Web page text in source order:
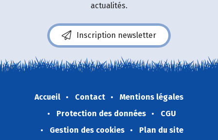
actualités.
Inscription newsletter
Accueil Contact
Mentions légales
Protection des données
CGU
Gestion des cookies
Plan du site